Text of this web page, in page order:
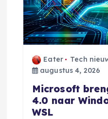
Eater
Tech
augustus 4, 2026
Microsoft
4.0 naar
WSL